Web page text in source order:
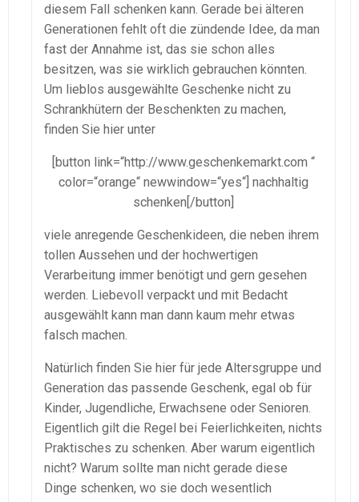
diesem Fall schenken kann. Gerade bei älteren
Generationen fehlt oft die zündende Idee, da man
fast der Annahme ist, das sie schon alles
besitzen, was sie wirklich gebrauchen könnten.
Um lieblos ausgewählte Geschenke nicht zu
Schrankhütern der Beschenkten zu machen,
finden Sie hier unter
[button link=“http://www.geschenkemarkt.com “
color=“orange“ newwindow=“yes“] nachhaltig
schenken[/button]
viele anregende Geschenkideen, die neben ihrem
tollen Aussehen und der hochwertigen
Verarbeitung immer benötigt und gern gesehen
werden. Liebevoll verpackt und mit Bedacht
ausgewählt kann man dann kaum mehr etwas
falsch machen.
Natürlich finden Sie hier für jede Altersgruppe und
Generation das passende Geschenk, egal ob für
Kinder, Jugendliche, Erwachsene oder Senioren.
Eigentlich gilt die Regel bei Feierlichkeiten, nichts
Praktisches zu schenken. Aber warum eigentlich
nicht? Warum sollte man nicht gerade diese
Dinge schenken, wo sie doch wesentlich